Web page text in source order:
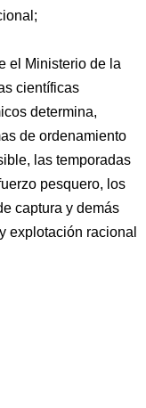
el Ministerio de la
científicas
determina,
de ordenamiento
las temporadas
pesquero, los
captura y demás
explotación racional